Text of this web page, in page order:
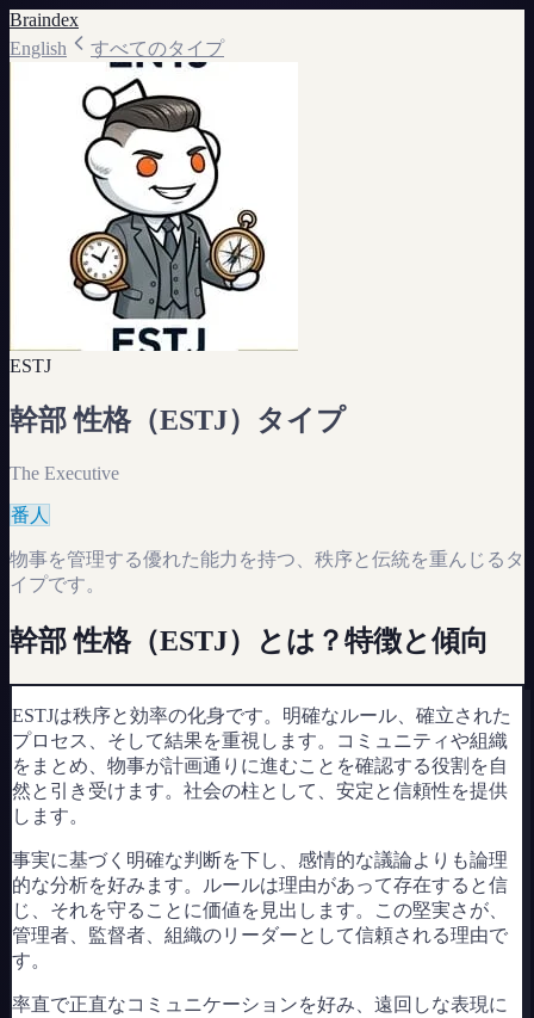
Braindex
English
すべてのタイプ
ESTJ
幹部性格（ESTJ）タイプ
The Executive
番人
物事を管理する優れた能力を持つ、秩序と伝統を重んじるタ
イプです。
幹部性格（ESTJ）とは？特徴と傾向
ESTJは秩序と効率の化身です。明確なルール、確立された
プロセス、そして結果を重視します。コミュニティや組織
をまとめ、物事が計画通りに進むことを確認する役割を自
然と引き受けます。社会の柱として、安定と信頼性を提供
します。
事実に基づく明確な判断を下し、感情的な議論よりも論理
的な分析を好みます。ルールは理由があって存在すると信
じ、それを守ることに価値を見出します。この堅実さが、
管理者、監督者、組織のリーダーとして信頼される理由で
す。
率直で正直なコミュニケーションを好み、遠回しな表現に